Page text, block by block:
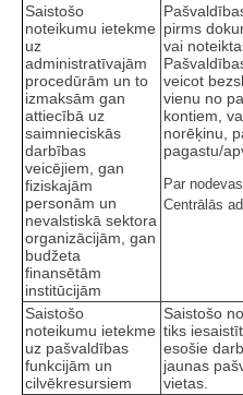
Saistošo
noteikumu ietekme
uz
administratīvajām
procedūrām un to
izmaksām gan
attiecībā uz
saimnieciskās
darbības
veicējiem, gan
fiziskajām
personām un
nevalstiskā sektora
organizācijām, gan
budžeta
finansētām
institūcijām
pirms
vai
veicot
vienu no
kontiem,
norēķinu,
pagastu/
Par
Centrālās
Saistošo
noteikumu ietekme
uz pašvaldības
funkcijām un
cilvēkresursiem
Saistošo
tiks
esošie
jaunas
vietas.